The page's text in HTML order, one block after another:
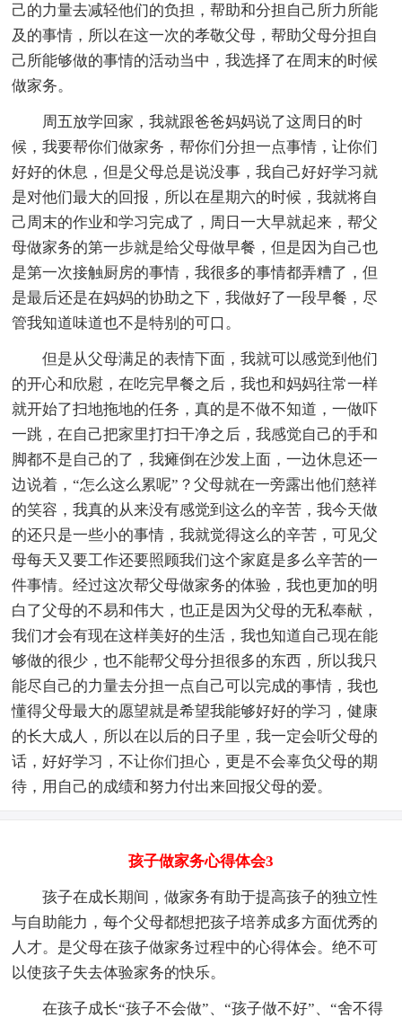
己的力量去减轻他们的负担，帮助和分担自己所力所能
及的事情，所以在这一次的孝敬父母，帮助父母分担自
己所能够做的事情的活动当中，我选择了在周末的时候
做家务。
周五放学回家，我就跟爸爸妈妈说了这周日的时
候，我要帮你们做家务，帮你们分担一点事情，让你们
好好的休息，但是父母总是说没事，我自己好好学习就
是对他们最大的回报，所以在星期六的时候，我就将自
己周末的作业和学习完成了，周日一大早就起来，帮父
母做家务的第一步就是给父母做早餐，但是因为自己也
是第一次接触厨房的事情，我很多的事情都弄糟了，但
是最后还是在妈妈的协助之下，我做好了一段早餐，尽
管我知道味道也不是特别的可口。
但是从父母满足的表情下面，我就可以感觉到他们
的开心和欣慰，在吃完早餐之后，我也和妈妈往常一样
就开始了扫地拖地的任务，真的是不做不知道，一做吓
一跳，在自己把家里打扫干净之后，我感觉自己的手和
脚都不是自己的了，我瘫倒在沙发上面，一边休息还一
边说着，“怎么这么累呢”？父母就在一旁露出他们慈祥
的笑容，我真的从来没有感觉到这么的辛苦，我今天做
的还只是一些小的事情，我就觉得这么的辛苦，可见父
母每天又要工作还要照顾我们这个家庭是多么辛苦的一
件事情。经过这次帮父母做家务的体验，我也更加的明
白了父母的不易和伟大，也正是因为父母的无私奉献，
我们才会有现在这样美好的生活，我也知道自己现在能
够做的很少，也不能帮父母分担很多的东西，所以我只
能尽自己的力量去分担一点自己可以完成的事情，我也
懂得父母最大的愿望就是希望我能够好好的学习，健康
的长大成人，所以在以后的日子里，我一定会听父母的
话，好好学习，不让你们担心，更是不会辜负父母的期
待，用自己的成绩和努力付出来回报父母的爱。
孩子做家务心得体会3
孩子在成长期间，做家务有助于提高孩子的独立性
与自助能力，每个父母都想把孩子培养成多方面优秀的
人才。是父母在孩子做家务过程中的心得体会。绝不可
以使孩子失去体验家务的快乐。
在孩子成长“孩子不会做”、“孩子做不好”、“舍不得